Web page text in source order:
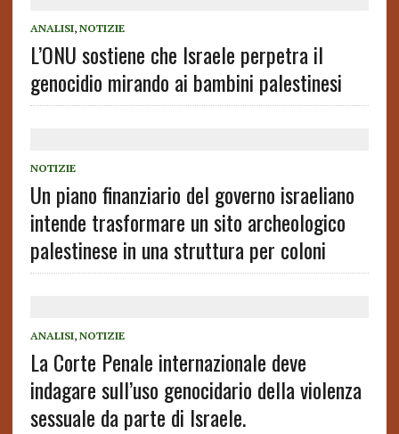
ANALISI, NOTIZIE
L’ONU sostiene che Israele perpetra il
genocidio mirando ai bambini palestinesi
NOTIZIE
Un piano finanziario del governo israeliano
intende trasformare un sito archeologico
palestinese in una struttura per coloni
ANALISI, NOTIZIE
La Corte Penale internazionale deve
indagare sull’uso genocidario della violenza
sessuale da parte di Israele.